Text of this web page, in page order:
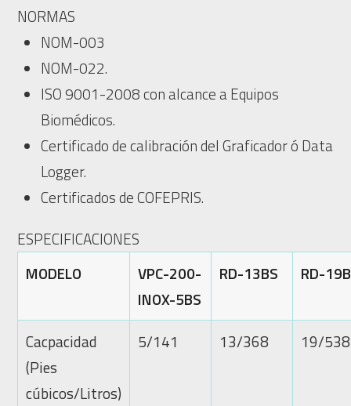
NORMAS
NOM-003
NOM-022.
ISO 9001-2008 con alcance a Equipos
Biomédicos.
Certificado de calibración del Graficador ó Data
Logger.
Certificados de COFEPRIS.
ESPECIFICACIONES
MODELO
VPC-200-
INOX-5BS
RD-13BS RD-
Cacpacidad
(Pies
cúbicos/Litros)
5/141 13/368 19/538